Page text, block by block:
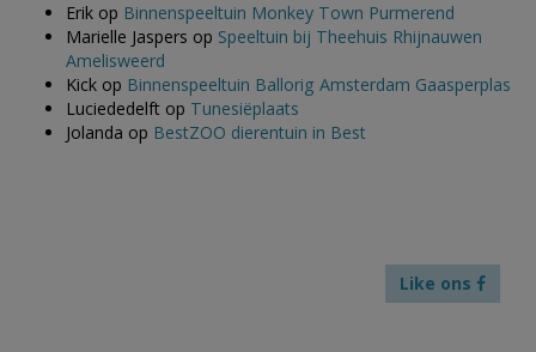
Erik op Binnenspeeltuin Monkey Town Purmerend
Marielle Jaspers op Speeltuin bij Theehuis Rhijnauwen
Amelisweerd
Kick op Binnenspeeltuin Ballorig Amsterdam Gaasperplas
Luciededelft op Tunesiëplaats
Jolanda op BestZOO dierentuin in Best
Like ons